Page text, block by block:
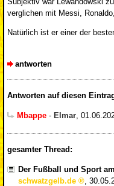
verglichen mit Messi,
Natürlich ist er einer der
antworten
Antworten auf diesen
Mbappe - Elmar,
gesamter Thread:
Der Fußball und Sport
schwatzgelb.de